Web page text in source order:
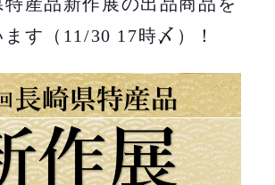
す（11/30 17時〆）！